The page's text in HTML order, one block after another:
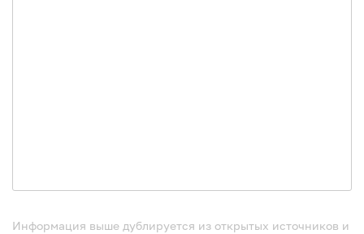
Информация выше дублируется из открытых источников и